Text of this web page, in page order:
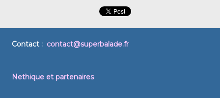
Voisins du Net
Contact : contact@superbalade.fr
Nethique et partenaires